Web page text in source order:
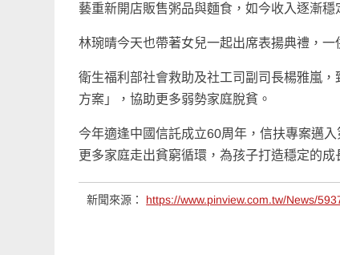
藝重新開店販售粥品與麵食，如今收入逐漸
林琬晴今天也帶著女兒一起出席表揚典禮，
衛生福利部社會救助及社工司副司長楊雅嵐
方案」，協助更多弱勢家庭脫貧。
今年適逢中國信託成立60周年，信扶專案邁
更多家庭走出貧窮循環，為孩子打造穩定的成
新聞來源： https://www.pinview.com.tw/News/